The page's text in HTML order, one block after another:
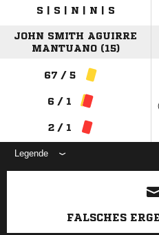
S | S | N | N | S
JOHN SMITH AGUIRRE
MANTUANO (15)
67 / 5
6 / 1
2 / 1
Legende
FALSCHES